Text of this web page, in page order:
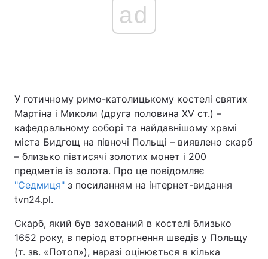
ad
У готичному римо-католицькому костелі святих
Мартіна і Миколи (друга половина XV ст.) –
кафедральному соборі та найдавнішому храмі
міста Бидгощ на півночі Польщі – виявлено скарб
– близько півтисячі золотих монет і 200
предметів із золота. Про це повідомляє
"Седмиця" з посиланням на інтернет-видання
tvn24.pl.
Скарб, який був захований в костелі близько
1652 року, в період вторгнення шведів у Польщу
(т. зв. «Потоп»), наразі оцінюється в кілька